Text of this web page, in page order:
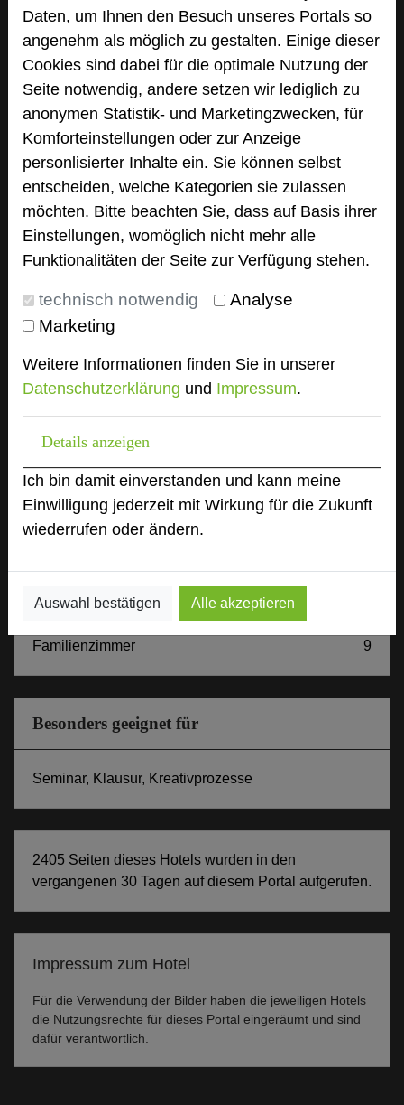
Daten, um Ihnen den Besuch unseres Portals so
angenehm als möglich zu gestalten. Einige dieser
Cookies sind dabei für die optimale Nutzung der
Seite notwendig, andere setzen wir lediglich zu
anonymen Statistik- und Marketingzwecken, für
Komforteinstellungen oder zur Anzeige
personlisierter Inhalte ein. Sie können selbst
entscheiden, welche Kategorien sie zulassen
möchten. Bitte beachten Sie, dass auf Basis ihrer
Einstellungen, womöglich nicht mehr alle
Funktionalitäten der Seite zur Verfügung stehen.
technisch notwendig
Analyse
Marketing
Weitere Informationen finden Sie in unserer
Datenschutzerklärung und Impressum.
Details anzeigen
Ich bin damit einverstanden und kann meine
Einwilligung jederzeit mit Wirkung für die Zukunft
wiederrufen oder ändern.
Auswahl bestätigen Alle akzeptieren
zur Tagungsanfrage hinzufügen add_circle
Bewertung
Tagungsplaner
Tagungsleiter
Tagungsteilnehmer
Max. Tagungskapazität (Personen)
U-Form
40
Parlamentarisch
Reihenbestuhlung
200
Tagungsräume
Ausstellungsfläche
Appartements
Familienzimmer
9
Besonders geeignet für
Seminar, Klausur, Kreativprozesse
2405 Seiten dieses Hotels wurden in den
vergangenen 30 Tagen auf diesem Portal aufgerufen.
Impressum zum Hotel
Für die Verwendung der Bilder haben die jeweiligen Hotels
die Nutzungsrechte für dieses Portal eingeräumt und sind
dafür verantwortlich.